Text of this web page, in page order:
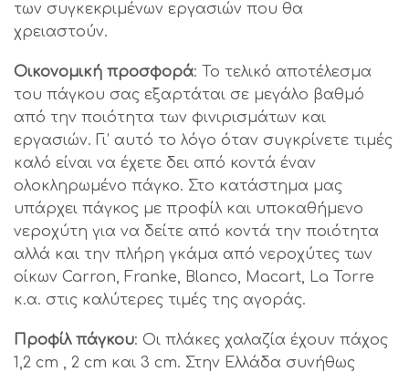
των συγκεκριμένων εργασιών που θα
χρειαστούν.
Οικονομική προσφορά: Το τελικό αποτέλεσμα
του πάγκου σας εξαρτάται σε μεγάλο βαθμό
από την ποιότητα των φινιρισμάτων και
εργασιών. Γι’ αυτό το λόγο όταν συγκρίνετε τιμές
καλό είναι να έχετε δει από κοντά έναν
ολοκληρωμένο πάγκο. Στο κατάστημα μας
υπάρχει πάγκος με προφίλ και υποκαθήμενο
νεροχύτη για να δείτε από κοντά την ποιότητα
αλλά και την πλήρη γκάμα από νεροχύτες των
οίκων Carron, Franke, Blanco, Macart, La Torre
κ.α. στις καλύτερες τιμές της αγοράς.
Προφίλ πάγκου: Οι πλάκες χαλαζία έχουν πάχος
1,2 cm , 2 cm και 3 cm. Στην Ελλάδα συνήθως